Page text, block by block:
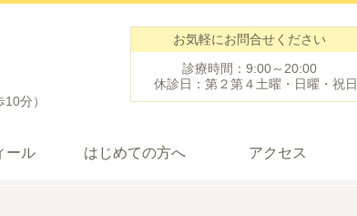
分）
お気軽にお問合せください
診療時間：9:00～20:00
休診日：第２第４土曜・日曜・祝日
ール はじめての方へ アクセス